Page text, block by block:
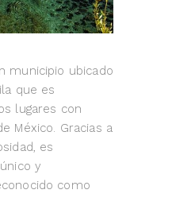
municipio ubicado
que es
lugares con
México. Gracias a
es
y
como